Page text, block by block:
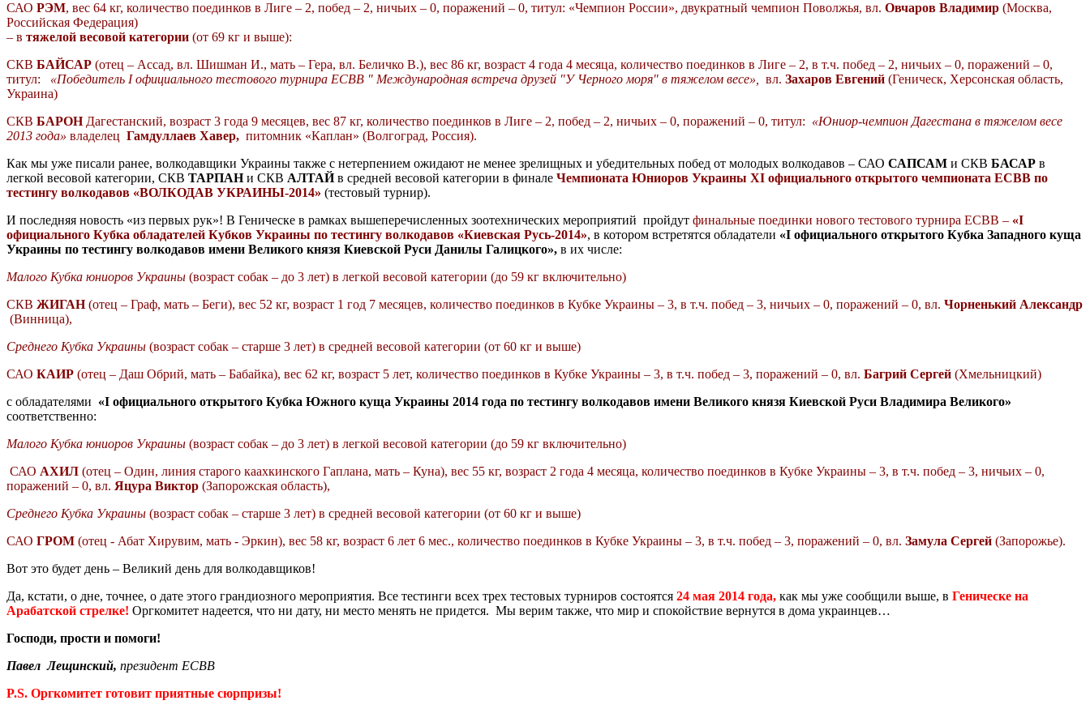
САО РЭМ, вес 64 кг, количество поединков в Лиге – 2, побед – 2, ничьих – 0, поражений – 0, титул: «Чемпион России», двукратный чемпион Поволжья, вл. Овчаров Владимир (Москва,
Российская Федерация)
– в тяжелой весовой категории (от 69 кг и выше):
СКВ БАЙСАР (отец – Ассад, вл. Шишман И., мать – Гера, вл. Беличко В.), вес 86 кг, возраст 4 года 4 месяца, количество поединков в Лиге – 2, в т.ч. побед – 2, ничьих – 0, поражений – 0,
титул:
«Победитель I официального тестового турнира ЕСВВ " Международная встреча друзей "У Черного моря" в тяжелом весе», вл. Захаров Евгений (Геническ, Херсонская область,
Украина)
СКВ БАРОН Дагестанский, возраст 3 года 9 месяцев, вес 87 кг, количество поединков в Лиге – 2, побед – 2, ничьих – 0, поражений – 0, титул: «Юниор-чемпион Дагестана в тяжелом весе
2013 года» владелец Гамдуллаев Хавер, питомник «Каплан» (Волгоград, Россия).
Как мы уже писали ранее, волкодавщики Украины также с нетерпением ожидают не менее зрелищных и убедительных побед от молодых волкодавов – САО САПСАМ и СКВ БАСАР в
легкой весовой категории, СКВ ТАРПАН и СКВ АЛТАЙ в средней весовой категории в финале Чемпионата Юниоров Украины ХI официального открытого чемпионата ЕСВВ по
тестингу волкодавов «ВОЛКОДАВ УКРАИНЫ-2014» (тестовый турнир).
И последняя новость «из первых рук»! В Геническе в рамках вышеперечисленных зоотехнических мероприятий пройдут финальные поединки нового тестового турнира ЕСВВ – «I
официального Кубка обладателей Кубков Украины по тестингу волкодавов «Киевская Русь-2014», в котором встретятся обладатели «I официального открытого Кубка Западного куща
Украины по тестингу волкодавов имени Великого князя Киевской Руси Данилы Галицкого», в их числе:
Малого Кубка юниоров Украины (возраст собак – до 3 лет) в легкой весовой категории (до 59 кг включительно)
СКВ ЖИГАН(отец – Граф, мать – Беги), вес 52 кг, возраст 1 год 7 месяцев, количество поединков в Кубке Украины – 3, в т.ч. побед – 3, ничьих – 0, поражений – 0, вл. Чорненький Александр
(Винница),
Среднего Кубка Украины (возраст собак – старше 3 лет) в средней весовой категории (от 60 кг и выше)
САО КАИР (отец – Даш Обрий, мать – Бабайка), вес 62 кг, возраст 5 лет, количество поединков в Кубке Украины – 3, в т.ч. побед – 3, поражений – 0, вл. Багрий Сергей (Хмельницкий)
с обладателями «I официального открытого Кубка Южного куща Украины 2014 года по тестингу волкодавов имени Великого князя Киевской Руси Владимира Великого»
соответственно:
Малого Кубка юниоров Украины (возраст собак – до 3 лет) в легкой весовой категории (до 59 кг включительно)
САО АХИЛ (отец – Один, линия старого каахкинского Гаплана, мать – Куна), вес 55 кг, возраст 2 года 4 месяца, количество поединков в Кубке Украины – 3, в т.ч. побед – 3, ничьих – 0,
поражений – 0, вл. Яцура Виктор (Запорожская область),
Среднего Кубка Украины (возраст собак – старше 3 лет) в средней весовой категории (от 60 кг и выше)
САО ГРОМ (отец - Абат Хирувим, мать - Эркин), вес 58 кг, возраст 6 лет 6 мес., количество поединков в Кубке Украины – 3, в т.ч. побед – 3, поражений – 0, вл. Замула Сергей (Запорожье).
Вот это будет день – Великий день для волкодавщиков!
Да, кстати, о дне, точнее, о дате этого грандиозного мероприятия. Все тестинги всех трех тестовых турниров состоятся 24 мая 2014 года, как мы уже сообщили выше, в Геническе на
Арабатской стрелке! Оргкомитет надеется, что ни дату, ни место менять не придется. Мы верим также, что мир и спокойствие вернутся в дома украинцев…
Господи, прости и помоги!
Павел Лещинский, президент ЕСВВ
P.S. Оргкомитет готовит приятные сюрпризы!